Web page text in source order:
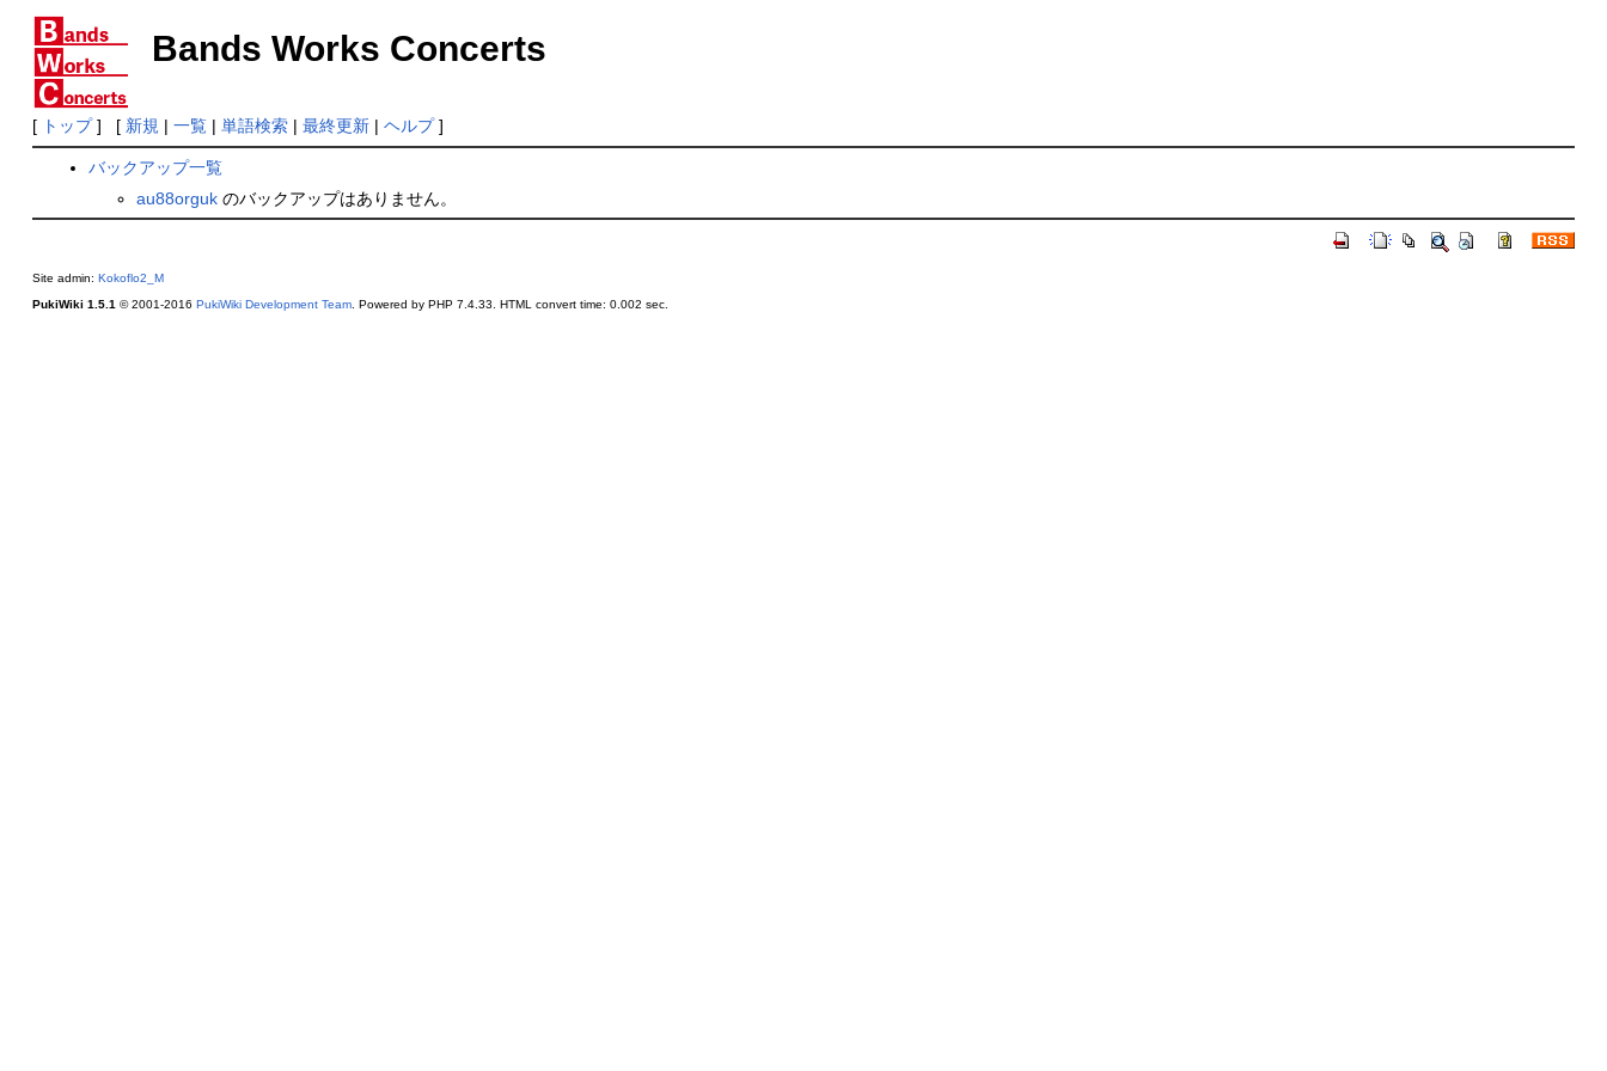
Bands Works Concerts
[ トップ] [ 新規 | 一覧| 単語検索| 最終更新| ヘルプ]
バックアップ一覧
au88orguk のバックアップはありません。
Site admin: Kokoflo2_M
PukiWiki 1.5.1 © 2001-2016 PukiWiki Development Team. Powered by PHP 7.4.33. HTML convert time: 0.002 sec.